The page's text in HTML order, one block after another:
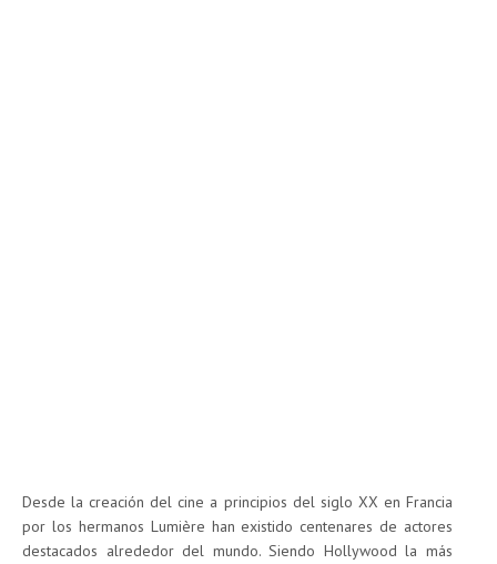
Desde la creación del cine a principios del siglo XX en Francia
por los hermanos Lumière han existido centenares de actores
destacados alrededor del mundo. Siendo Hollywood la más